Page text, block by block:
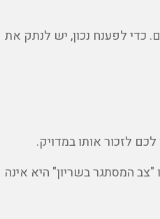
. כדי לפענח נכון, יש לנתק את
לזכור אותו במדויק.
המסתגר בשריון" היא אינה